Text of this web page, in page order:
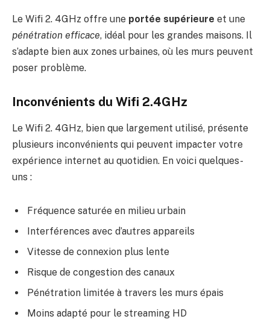
Le Wifi 2. 4GHz offre une portée supérieure et une
pénétration efficace, idéal pour les grandes maisons. Il
s’adapte bien aux zones urbaines, où les murs peuvent
poser problème.
Inconvénients du Wifi 2.4GHz
Le Wifi 2. 4GHz, bien que largement utilisé, présente
plusieurs inconvénients qui peuvent impacter votre
expérience internet au quotidien. En voici quelques-
uns :
Fréquence saturée en milieu urbain
Interférences avec d’autres appareils
Vitesse de connexion plus lente
Risque de congestion des canaux
Pénétration limitée à travers les murs épais
Moins adapté pour le streaming HD